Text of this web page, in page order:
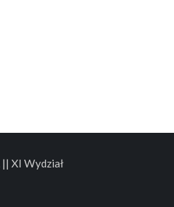
XI Wydział